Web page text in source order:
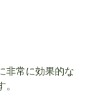
非常に効果的な